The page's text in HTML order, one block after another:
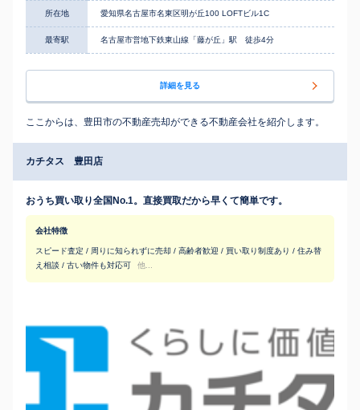
所在地 愛知県名古屋市名東区明が丘100 LOFTビル1C
最寄駅 名古屋市営地下鉄東山線「藤が丘」駅 徒歩4分
詳細を見る
ここからは、豊田市の不動産売却ができる不動産会社を紹介します。
カチタス 豊田店
おうち買い取り全国No.1。直接買取だから早くて簡単です。
会社特徴
スピード査定 / 周りに知られずに売却 / 高齢者歓迎 / 買い取り制度あり / 住み替
え相談 / 古い物件も対応可
他...